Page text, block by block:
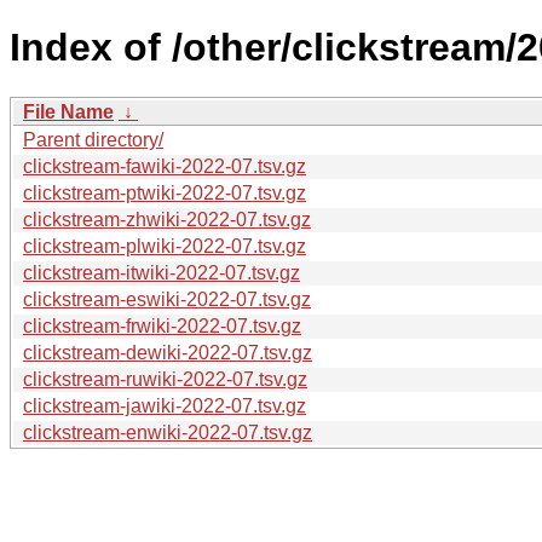
Index of /other/clickstream/
File Name ↓
Parent directory/
clickstream-fawiki-2022-07.tsv.gz
clickstream-ptwiki-2022-07.tsv.gz
clickstream-zhwiki-2022-07.tsv.gz
clickstream-plwiki-2022-07.tsv.gz
clickstream-itwiki-2022-07.tsv.gz
clickstream-eswiki-2022-07.tsv.gz
clickstream-frwiki-2022-07.tsv.gz
clickstream-dewiki-2022-07.tsv.gz
clickstream-ruwiki-2022-07.tsv.gz
clickstream-jawiki-2022-07.tsv.gz
clickstream-enwiki-2022-07.tsv.gz